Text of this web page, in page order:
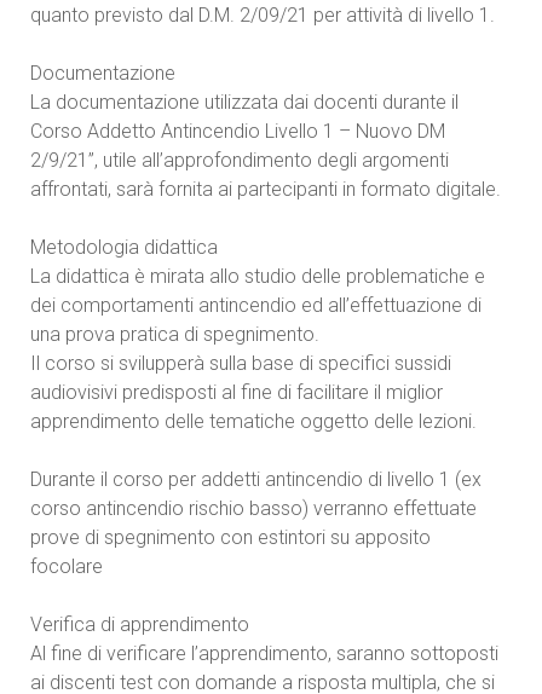
quanto previsto dal D.M. 2/09/21 per attività di livello 1.
Documentazione
La documentazione utilizzata dai docenti durante il
Corso Addetto Antincendio Livello 1 – Nuovo DM
2/9/21”, utile all’approfondimento degli argomenti
affrontati, sarà fornita ai partecipanti in formato digitale.
Metodologia didattica
La didattica è mirata allo studio delle problematiche e
dei comportamenti antincendio ed all’effettuazione di
una prova pratica di spegnimento.
Il corso si svilupperà sulla base di specifici sussidi
audiovisivi predisposti al fine di facilitare il miglior
apprendimento delle tematiche oggetto delle lezioni.
Durante il corso per addetti antincendio di livello 1 (ex
corso antincendio rischio basso) verranno effettuate
prove di spegnimento con estintori su apposito
focolare
Verifica di apprendimento
Al fine di verificare l’apprendimento, saranno sottoposti
ai discenti test con domande a risposta multipla, che si